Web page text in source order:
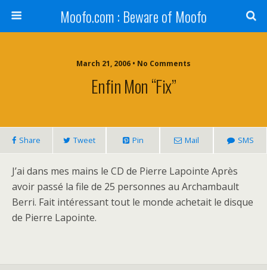
Moofo.com : Beware of Moofo
March 21, 2006 • No Comments
Enfin Mon “Fix”
Share Tweet Pin Mail SMS
J’ai dans mes mains le CD de Pierre Lapointe Après
avoir passé la file de 25 personnes au Archambault
Berri. Fait intéressant tout le monde achetait le disque
de Pierre Lapointe.